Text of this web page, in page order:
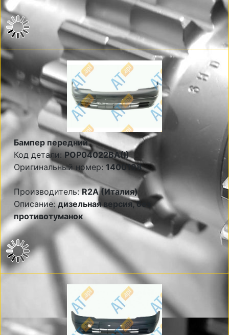
Бампер передний
Код детали:POP04022BA(I)
Оригинальный номер:1400198
Производитель:R2A (Италия)
Описание:дизельная версия, без
противотуманок